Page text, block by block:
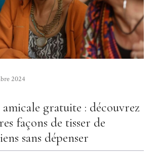
2024
gratuite : découvrez
façons de tisser de
sans dépenser